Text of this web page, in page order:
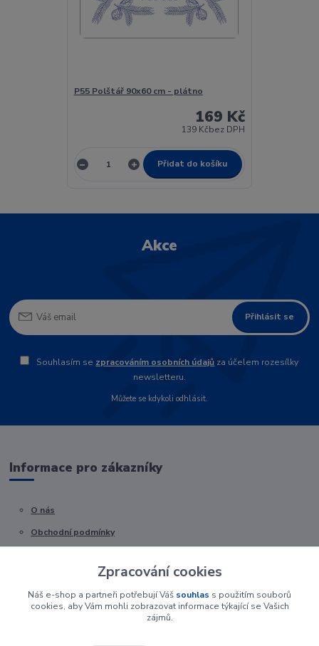
P55 Polštář 90x60 cm - plátno
169 Kč
139 Kčbez DPH
Přidat do košíku
Akce
Přihlásit se
Souhlasím se zpracováním osobních údajů za účelem rozesílky
newsletteru.
Můžete se kdykoli odhlásit.
Informace pro zákazníky
O nás
Obchodní podmínky
Zpracování cookies
Náš e-shop a partneři potřebují Váš souhlas s použitím souborů
cookies, aby Vám mohli zobrazovat informace týkající se Vašich
zájmů.